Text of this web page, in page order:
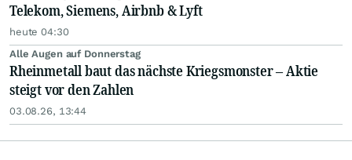
Telekom, Siemens, Airbnb & Lyft
heute 04:30
Alle Augen auf Donnerstag
Rheinmetall baut das nächste Kriegsmonster – Aktie
steigt vor den Zahlen
03.08.26, 13:44